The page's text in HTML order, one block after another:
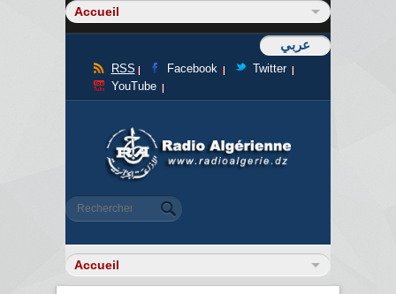
عربي
RSS Facebook
Twitter
YouTube
Formulaire de recherche
Rechercher